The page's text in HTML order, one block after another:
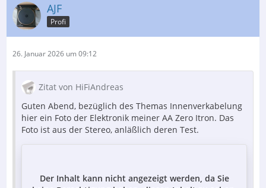
AJF
Profi
26. Januar 2026 um 09:12
Zitat von HiFiAndreas
Guten Abend, bezüglich des Themas Innenverkabelung
hier ein Foto der Elektronik meiner AA Zero Itron. Das
Foto ist aus der Stereo, anläßlich deren Test.
Der Inhalt kann nicht angezeigt werden, da Sie